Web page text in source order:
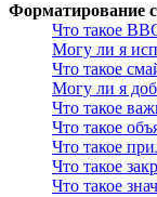
Форматирование
Что такое
Могу ли я
Что такое
Могу ли я
Что такое
Что такое
Что такое
Что такое
Что такое